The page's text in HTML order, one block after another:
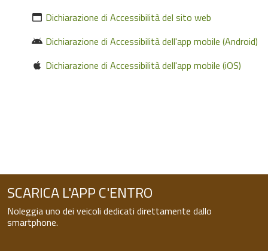
Dichiarazione di Accessibilità del sito web
Dichiarazione di Accessibilità dell'app mobile (Android)
Dichiarazione di Accessibilità dell'app mobile (iOS)
SCARICA L'APP C'ENTRO
Noleggia uno dei veicoli dedicati direttamente dallo
smartphone.